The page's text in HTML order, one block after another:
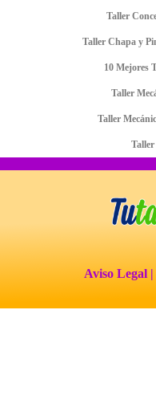
Taller
Taller Chapa y
10 Mejores
Taller
Taller
Aviso Legal